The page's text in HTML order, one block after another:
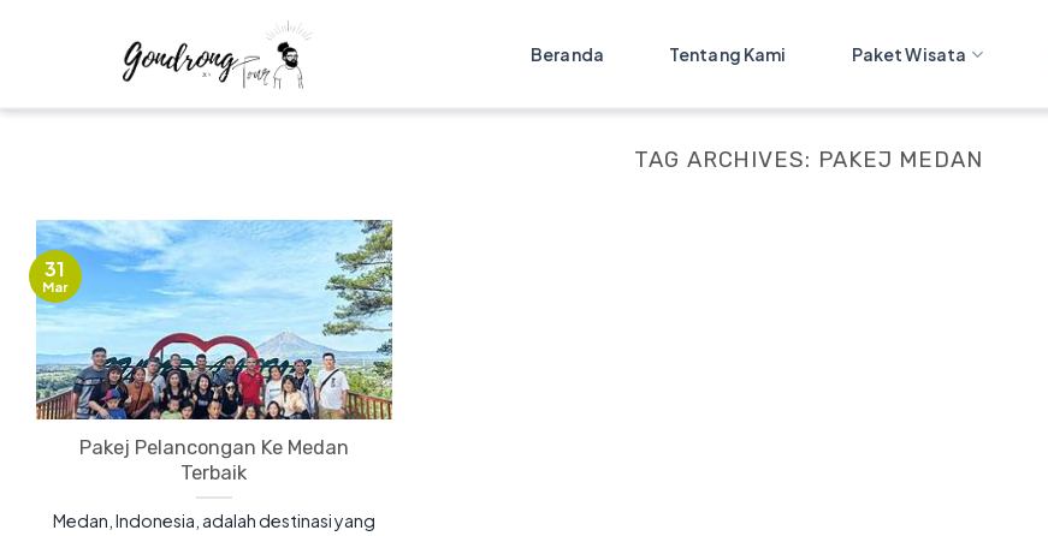
Beranda Tentang Kami Paket Wisata
TAG ARCHIVES: PAKEJ MEDAN
Pakej Pelancongan Ke Medan
Terbaik
Medan, Indonesia, adalah destinasi yang
31
Mar